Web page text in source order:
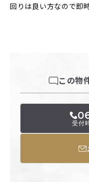
回りは良い方なので即
この物
受付